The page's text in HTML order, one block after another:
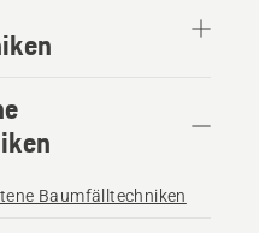
Baumfälltechniken